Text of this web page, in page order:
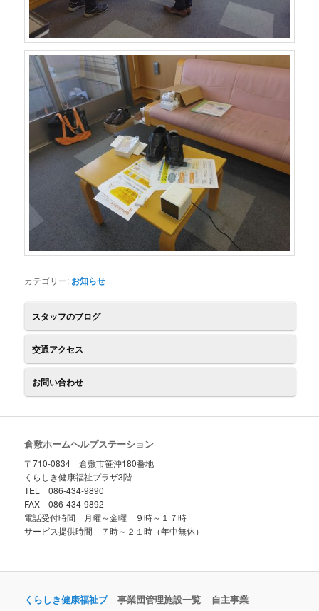
カテゴリー: お知らせ
スタッフのブログ
交通アクセス
お問い合わせ
倉敷ホームヘルプステーション
〒710-0834 倉敷市笹沖180番地
くらしき健康福祉プラザ3階
TEL 086-434-9890
FAX 086-434-9892
電話受付時間 月曜～金曜 ９時～１７時
サービス提供時間 ７時～２１時（年中無休）
くらしき健康福祉プ
事業団管理施設一覧
自主事業